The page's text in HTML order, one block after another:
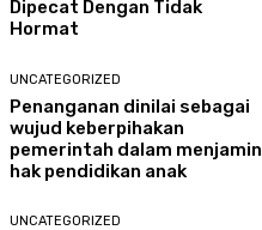
Dipecat Dengan Tidak
Hormat
UNCATEGORIZED
Penanganan dinilai sebagai
wujud keberpihakan
pemerintah dalam menjamin
hak pendidikan anak
UNCATEGORIZED